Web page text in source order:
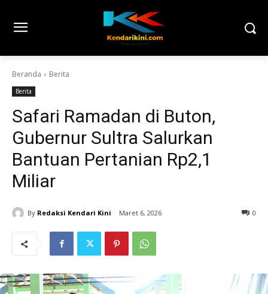
Beranda Berita
Berita
Safari Ramadan di Buton,
Gubernur Sultra Salurkan
Bantuan Pertanian Rp2,1
Miliar
By Redaksi Kendari Kini Maret 6, 2026 0